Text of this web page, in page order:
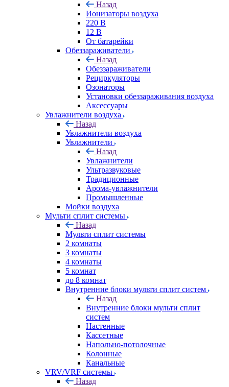
Назад
Ионизаторы воздуха
220 В
12 В
От батарейки
Обеззараживатели
Назад
Обеззараживатели
Рециркуляторы
Озонаторы
Установки обеззараживания воздуха
Аксессуары
Увлажнители воздуха
Назад
Увлажнители воздуха
Увлажнители
Назад
Увлажнители
Ультразвуковые
Традиционные
Арома-увлажнители
Промышленные
Мойки воздуха
Мульти сплит системы
Назад
Мульти сплит системы
2 комнаты
3 комнаты
4 комнаты
5 комнат
до 8 комнат
Внутренние блоки мульти сплит систем
Назад
Внутренние блоки мульти сплит
систем
Настенные
Кассетные
Напольно-потолочные
Колонные
Канальные
VRV/VRF системы
Назад